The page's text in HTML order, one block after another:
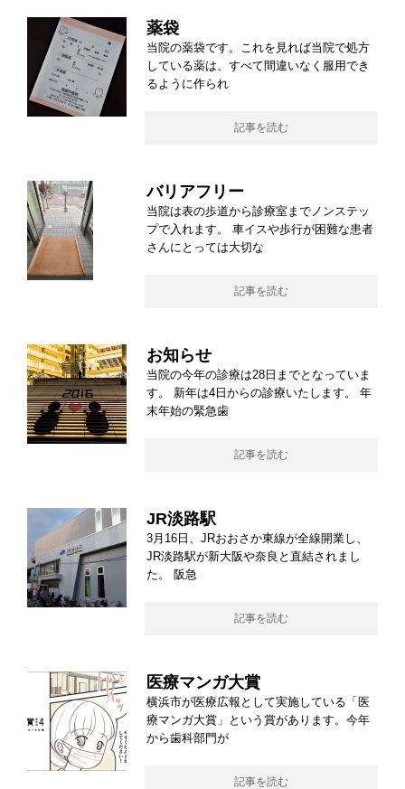
薬袋
当院の薬袋です。これを見れば当院で処方
している薬は、すべて間違いなく服用でき
るように作られ
記事を読む
バリアフリー
当院は表の歩道から診療室までノンステッ
プで入れます。 車イスや歩行が困難な患者
さんにとっては大切な
記事を読む
お知らせ
当院の今年の診療は28日までとなっていま
す。 新年は4日からの診療いたします。 年
末年始の緊急歯
記事を読む
JR淡路駅
3月16日、JRおおさか東線が全線開業し、
JR淡路駅が新大阪や奈良と直結されまし
た。 阪急
記事を読む
医療マンガ大賞
横浜市が医療広報として実施している「医
療マンガ大賞」という賞があります。今年
から歯科部門が
記事を読む